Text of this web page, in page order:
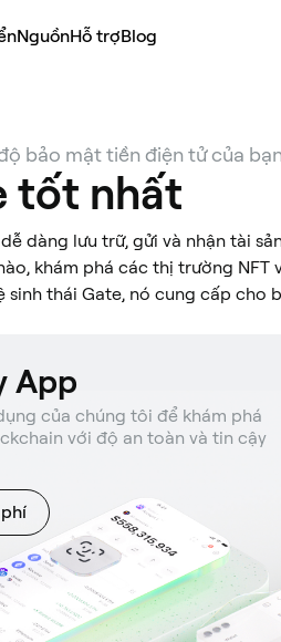
NguồnHỗ trợBlog
bảo mật tiền điện tử của
tốt nhất
dàng lưu trữ, gửi và nhận tài
khám phá các thị trường
sinh thái Gate, nó cung cấp cho
App
của chúng tôi để khám phá
với độ an toàn và tin cậy